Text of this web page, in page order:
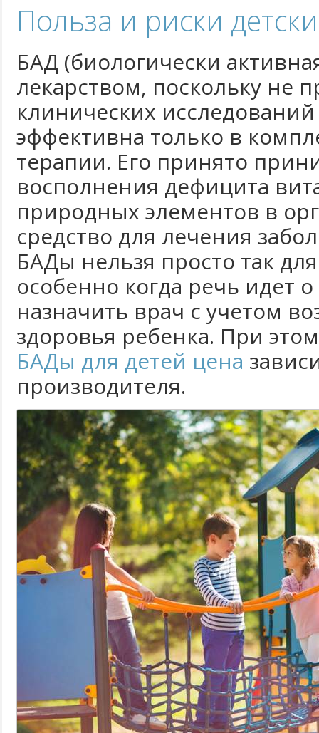
Польза и риски
БАД (биологически
лекарством, поскольку не
клинических
эффективна только в
терапии. Его принято
восполнения дефицита
природных элементов в
средство для лечения
БАДы нельзя просто так
особенно когда речь идет
назначить врач с учетом
здоровья ребенка. При
БАДы для детей цена
производителя.